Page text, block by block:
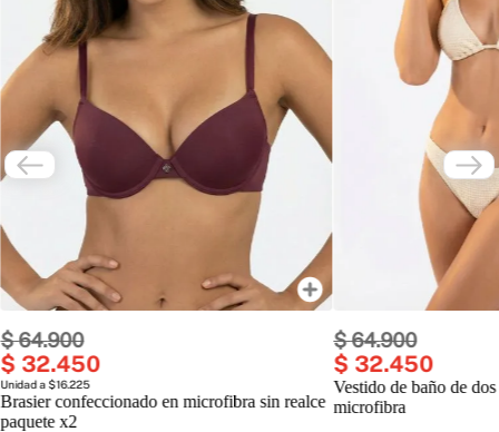
$64.900
$ 32.450
Unidad a $16.225
Brasier confeccionado en microfibra sin realce
paquete x2
$64.900
$ 32.450
Vestido de baño de
microfibra